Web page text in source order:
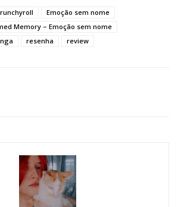
Emoção sem nome
Memory – Emoção sem nome
resenha review